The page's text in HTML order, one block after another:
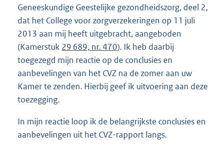
Geneeskundige Geestelijke gezondheidszorg, deel 2,
dat het College voor zorgverzekeringen op 11 juli
2013 aan mij heeft uitgebracht, aangeboden
(Kamerstuk 29 689, nr. 470). Ik heb daarbij
toegezegd mijn reactie op de conclusies en
aanbevelingen van het CVZ na de zomer aan uw
Kamer te zenden. Hierbij geef ik uitvoering aan deze
toezegging.
In mijn reactie loop ik de belangrijkste conclusies en
aanbevelingen uit het CVZ-rapport langs.